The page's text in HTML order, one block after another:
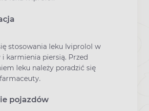
stosowania leku Iviprolol w
i karmienia piersią. Przed
leku należy poradzić się
pojazdów